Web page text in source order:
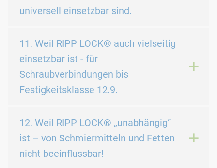
universell einsetzbar sind.
11. Weil RIPP LOCK® auch vielseitig
einsetzbar ist - für
Schraubverbindungen bis
Festigkeitsklasse 12.9.
12. Weil RIPP LOCK® „unabhängig“
ist – von Schmiermitteln und Fetten
nicht beeinflussbar!